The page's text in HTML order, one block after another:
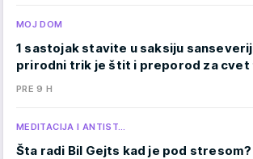
MOJ DOM
1 sastojak stavite u saksiju
prirodni trik je štit i preporod za cvet
PRE 9 H
MEDITACIJA I ANTIST…
Šta radi Bil Gejts kad je pod